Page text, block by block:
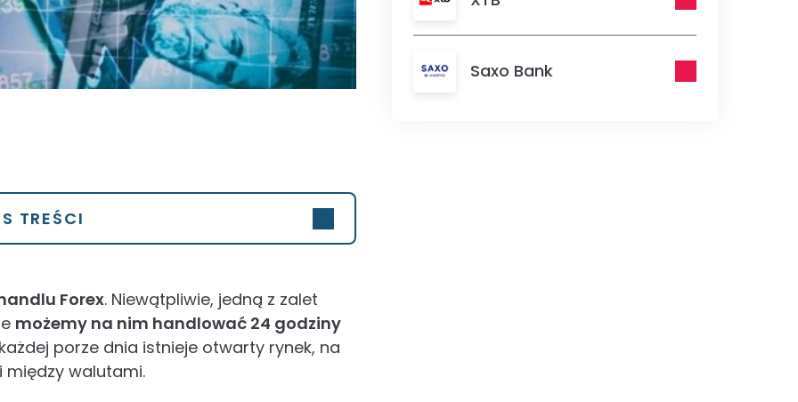
TREŚCI
Forex. Niewątpliwie, jedną z zalet
możemy na nim handlować 24 godziny
porze dnia istnieje otwarty rynek, na
walutami.
Saxo Bank